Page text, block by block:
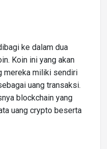
ke dalam dua
Koin ini yang akan
mereka miliki sendiri
uang transaksi.
blockchain yang
uang crypto beserta